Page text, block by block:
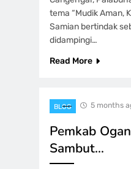
tema “Mudik Aman,
Samian bertindak
didampingi…
Read More
BLOG 5 months
Pemkab
Sambut…